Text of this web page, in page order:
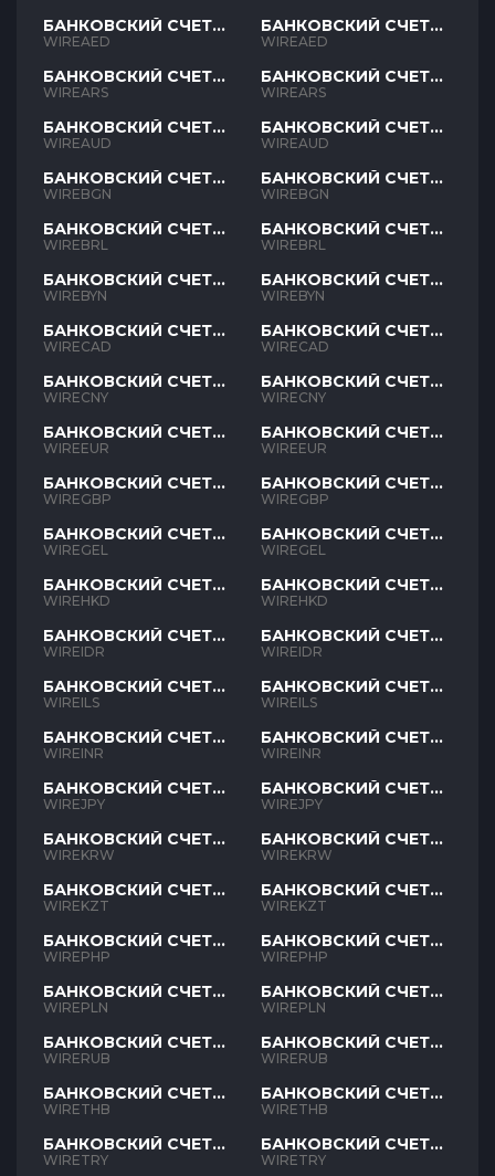
БАНКОВСКИЙ СЧЕТ
AED
WIREAED
БАНКОВСКИЙ СЧЕТ
ARS
WIREARS
БАНКОВСКИЙ СЧЕТ
AUD
WIREAUD
БАНКОВСКИЙ СЧЕТ
BGN
WIREBGN
БАНКОВСКИЙ СЧЕТ
BRL
WIREBRL
БАНКОВСКИЙ СЧЕТ
BYN
WIREBYN
БАНКОВСКИЙ СЧЕТ
CAD
WIRECAD
БАНКОВСКИЙ СЧЕТ
CNY
WIRECNY
БАНКОВСКИЙ СЧЕТ
EUR
WIREEUR
БАНКОВСКИЙ СЧЕТ
GBP
WIREGBP
БАНКОВСКИЙ СЧЕТ
GEL
WIREGEL
БАНКОВСКИЙ СЧЕТ
HKD
WIREHKD
БАНКОВСКИЙ СЧЕТ
IDR
WIREIDR
БАНКОВСКИЙ СЧЕТ
ILS
WIREILS
БАНКОВСКИЙ СЧЕТ
INR
WIREINR
БАНКОВСКИЙ СЧЕТ
JPY
WIREJPY
БАНКОВСКИЙ СЧЕТ
KRW
WIREKRW
БАНКОВСКИЙ СЧЕТ
KZT
WIREKZT
БАНКОВСКИЙ СЧЕТ
PHP
WIREPHP
БАНКОВСКИЙ СЧЕТ
PLN
WIREPLN
БАНКОВСКИЙ СЧЕТ
RUB
WIRERUB
БАНКОВСКИЙ СЧЕТ
THB
WIRETHB
БАНКОВСКИЙ СЧЕТ
TRY
WIRETRY
БАНКОВСКИЙ СЧЕТ
AED
WIREAED
БАНКОВСКИЙ СЧЕТ
ARS
WIREARS
БАНКОВСКИЙ СЧЕТ
AUD
WIREAUD
БАНКОВСКИЙ СЧЕТ
BGN
WIREBGN
БАНКОВСКИЙ СЧЕТ
BRL
WIREBRL
БАНКОВСКИЙ СЧЕТ
BYN
WIREBYN
БАНКОВСКИЙ СЧЕТ
CAD
WIRECAD
БАНКОВСКИЙ СЧЕТ
CNY
WIRECNY
БАНКОВСКИЙ СЧЕТ
EUR
WIREEUR
БАНКОВСКИЙ СЧЕТ
GBP
WIREGBP
БАНКОВСКИЙ СЧЕТ
GEL
WIREGEL
БАНКОВСКИЙ СЧЕТ
HKD
WIREHKD
БАНКОВСКИЙ СЧЕТ
IDR
WIREIDR
БАНКОВСКИЙ СЧЕТ
ILS
WIREILS
БАНКОВСКИЙ СЧЕТ
INR
WIREINR
БАНКОВСКИЙ СЧЕТ
JPY
WIREJPY
БАНКОВСКИЙ СЧЕТ
KRW
WIREKRW
БАНКОВСКИЙ СЧЕТ
KZT
WIREKZT
БАНКОВСКИЙ СЧЕТ
PHP
WIREPHP
БАНКОВСКИЙ СЧЕТ
PLN
WIREPLN
БАНКОВСКИЙ СЧЕТ
RUB
WIRERUB
БАНКОВСКИЙ СЧЕТ
THB
WIRETHB
БАНКОВСКИЙ СЧЕТ
TRY
WIRETRY